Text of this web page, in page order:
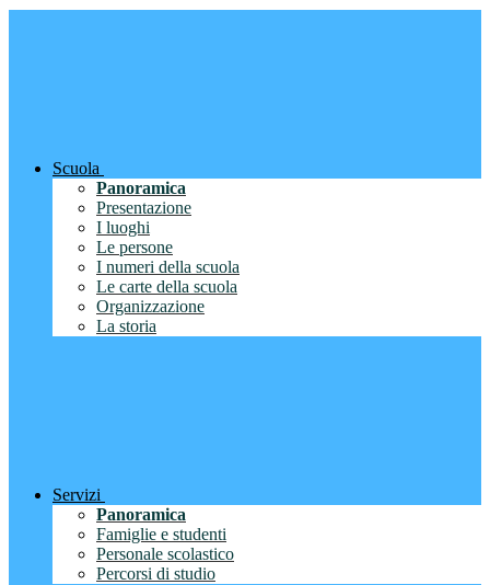
Scuola
Panoramica
Presentazione
I luoghi
Le persone
I numeri della scuola
Le carte della scuola
Organizzazione
La storia
Servizi
Panoramica
Famiglie e studenti
Personale scolastico
Percorsi di studio